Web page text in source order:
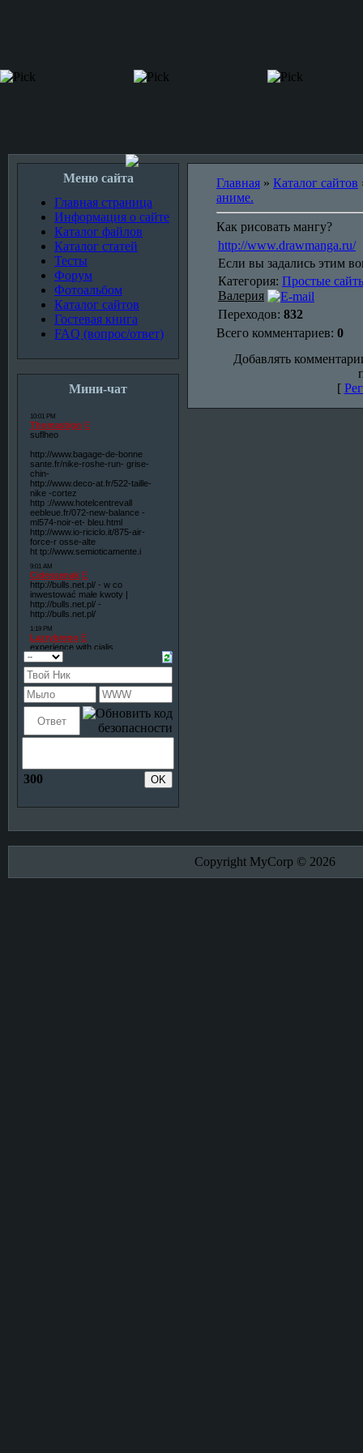
Меню сайта
Главная страница
Информация о сайте
Каталог файлов
Каталог статей
Тесты
Форум
Фотоальбом
Каталог сайтов
Гостевая книга
FAQ (вопрос/ответ)
Мини-чат
300
Главная » Каталог сайтов
аниме.
Как рисовать мангу?
http://www.drawmanga.ru/
Если вы задались этим
Категория: Простые
Валерия
Переходов: 832
Всего комментариев: 0
Добавлять
[
Copyright MyCorp © 2026